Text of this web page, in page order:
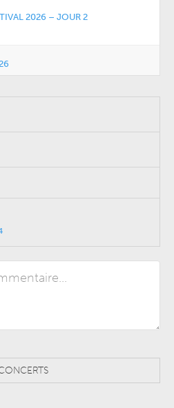
2026 – JOUR 2